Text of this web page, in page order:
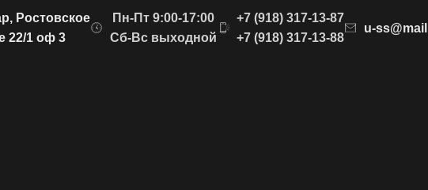
Ростовское
22/1 оф 3
Пн-Пт 9:00-17:00
Сб-Вс выходной
+7 (918) 317-13-87
+7 (918) 317-13-88
u-